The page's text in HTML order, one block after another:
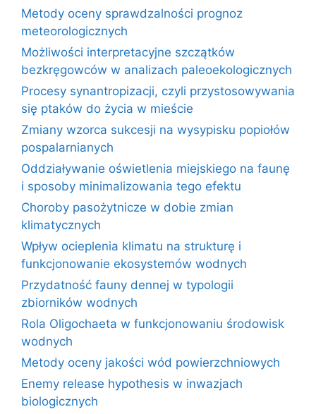
Metody oceny sprawdzalności prognoz
meteorologicznych
Możliwości interpretacyjne szczątków
bezkręgowców w analizach paleoekologicznych
Procesy synantropizacji, czyli przystosowywania
się ptaków do życia w mieście
Zmiany wzorca sukcesji na wysypisku popiołów
pospalarnianych
Oddziaływanie oświetlenia miejskiego na faunę
i sposoby minimalizowania tego efektu
Choroby pasożytnicze w dobie zmian
klimatycznych
Wpływ ocieplenia klimatu na strukturę i
funkcjonowanie ekosystemów wodnych
Przydatność fauny dennej w typologii
zbiorników wodnych
Rola Oligochaeta w funkcjonowaniu środowisk
wodnych
Metody oceny jakości wód powierzchniowych
Enemy release hypothesis w inwazjach
biologicznych